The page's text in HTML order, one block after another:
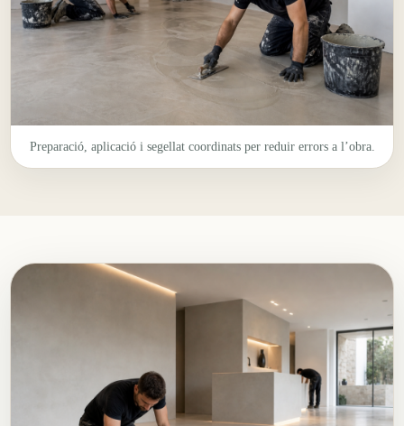
Preparació, aplicació i segellat coordinats per reduir errors a l’obra.